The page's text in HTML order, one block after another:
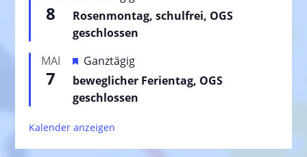
r
g
h
o
b
n
8
e
r
o
r
g
h
o
Rosenmontag, schulfrei, OGS
geschlossen
MAI
7
H
e
r
o
r
Ganztägig
beweglicher Ferientag, OGS
geschlossen
Kalender anzeigen